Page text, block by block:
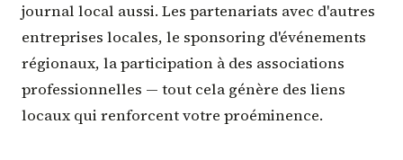
journal local aussi. Les partenariats avec d'autres
entreprises locales, le sponsoring d'événements
régionaux, la participation à des associations
professionnelles — tout cela génère des liens
locaux qui renforcent votre proéminence.